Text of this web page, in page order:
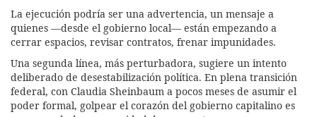
La ejecución podría ser una advertencia, un mensaje a
quienes —desde el gobierno local— están empezando a
cerrar espacios, revisar contratos, frenar impunidades.
Una segunda línea, más perturbadora, sugiere un intento
deliberado de desestabilización política. En plena transición
federal, con Claudia Sheinbaum a pocos meses de asumir el
poder formal, golpear el corazón del gobierno capitalino es